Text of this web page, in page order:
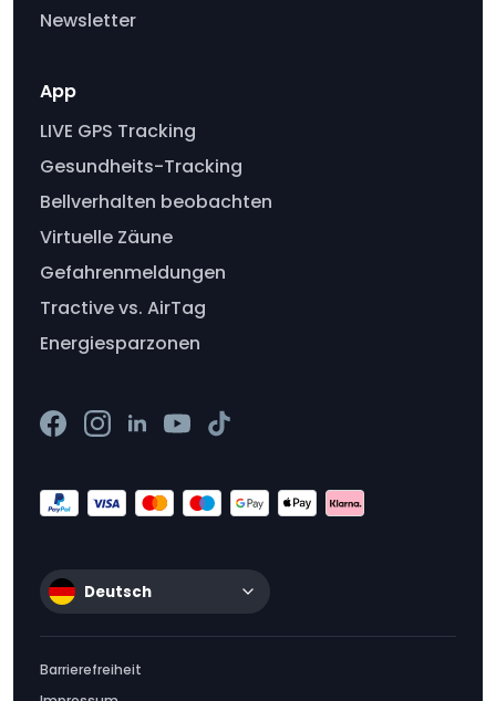
Newsletter
App
LIVE GPS Tracking
Gesundheits-Tracking
Bellverhalten beobachten
Virtuelle Zäune
Gefahrenmeldungen
Tractive vs. AirTag
Energiesparzonen
Deutsch
Barrierefreiheit